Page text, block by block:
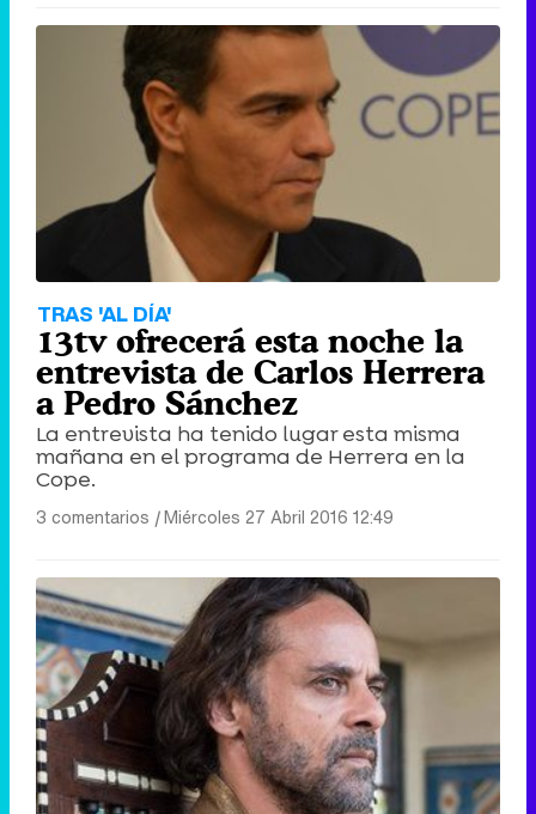
TRAS 'AL DÍA'
13tv ofrecerá esta noche la
entrevista de Carlos Herrera
a Pedro Sánchez
La entrevista ha tenido lugar esta misma
mañana en el programa de Herrera en la
Cope.
3 comentarios |Miércoles 27 Abril 2016 12:49